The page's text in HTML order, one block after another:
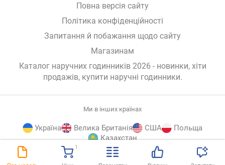
1
Повна версія сайту
Політика конфіденційності
Запитання й побажання щодо сайту
Магазинам
Каталог наручних годинників 2026 - новинки, хіти
продажів, купити наручні годинники.
Ми в інших країнах
Україна Велика Британія США
Польща
Казахстан